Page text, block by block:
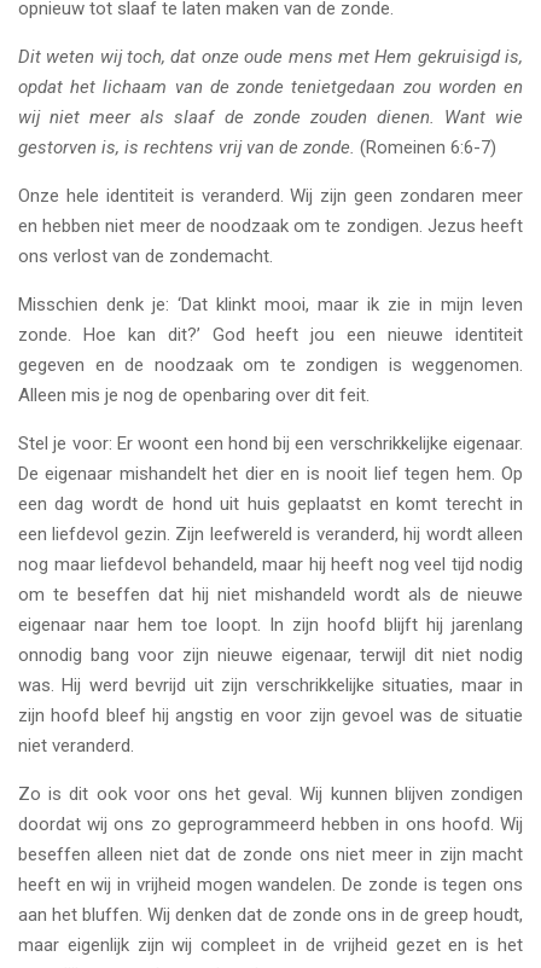
opnieuw tot slaaf te laten maken van de zonde.
Dit weten wij toch, dat onze oude mens met Hem gekruisigd is,
opdat het lichaam van de zonde tenietgedaan zou worden en
wij niet meer als slaaf de zonde zouden dienen. Want wie
gestorven is, is rechtens vrij van de zonde. (Romeinen 6:6-7)
Onze hele identiteit is veranderd. Wij zijn geen zondaren meer
en hebben niet meer de noodzaak om te zondigen. Jezus heeft
ons verlost van de zondemacht.
Misschien denk je: ‘Dat klinkt mooi, maar ik zie in mijn leven
zonde. Hoe kan dit?’ God heeft jou een nieuwe identiteit
gegeven en de noodzaak om te zondigen is weggenomen.
Alleen mis je nog de openbaring over dit feit.
Stel je voor: Er woont een hond bij een verschrikkelijke eigenaar.
De eigenaar mishandelt het dier en is nooit lief tegen hem. Op
een dag wordt de hond uit huis geplaatst en komt terecht in
een liefdevol gezin. Zijn leefwereld is veranderd, hij wordt alleen
nog maar liefdevol behandeld, maar hij heeft nog veel tijd nodig
om te beseffen dat hij niet mishandeld wordt als de nieuwe
eigenaar naar hem toe loopt. In zijn hoofd blijft hij jarenlang
onnodig bang voor zijn nieuwe eigenaar, terwijl dit niet nodig
was. Hij werd bevrijd uit zijn verschrikkelijke situaties, maar in
zijn hoofd bleef hij angstig en voor zijn gevoel was de situatie
niet veranderd.
Zo is dit ook voor ons het geval. Wij kunnen blijven zondigen
doordat wij ons zo geprogrammeerd hebben in ons hoofd. Wij
beseffen alleen niet dat de zonde ons niet meer in zijn macht
heeft en wij in vrijheid mogen wandelen. De zonde is tegen ons
aan het bluffen. Wij denken dat de zonde ons in de greep houdt,
maar eigenlijk zijn wij compleet in de vrijheid gezet en is het